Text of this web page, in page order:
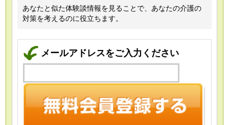
あなたと似た体験談情報を見ることで、あなたの介護の
対策を考えるのに役立ちます。
メールアドレスをご入力ください